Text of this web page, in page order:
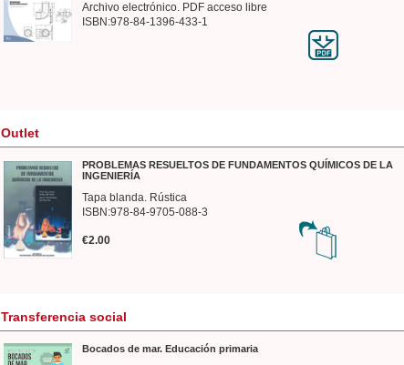
Archivo electrónico. PDF acceso libre
ISBN:978-84-1396-433-1
Outlet
PROBLEMAS RESUELTOS DE FUNDAMENTOS QUÍMICOS DE LA
INGENIERÍA
Tapa blanda. Rústica
ISBN:978-84-9705-088-3
€2.00
Transferencia social
Bocados de mar. Educación primaria